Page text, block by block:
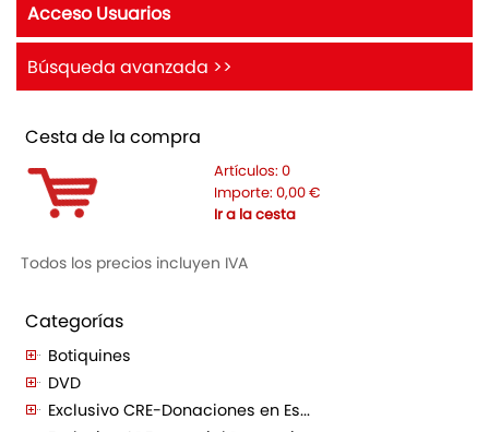
Acceso Usuarios
Búsqueda avanzada >>
Cesta de la compra
Artículos: 0
Importe: 0,00 €
Ir a la cesta
Todos los precios incluyen IVA
Categorías
Botiquines
DVD
Exclusivo CRE-Donaciones en Es...